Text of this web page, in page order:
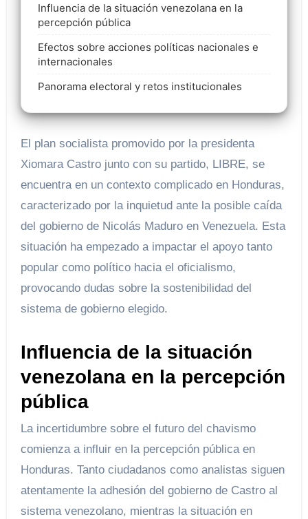
Influencia de la situación venezolana en la
percepción pública
Efectos sobre acciones políticas nacionales e
internacionales
Panorama electoral y retos institucionales
El plan socialista promovido por la presidenta
Xiomara Castro junto con su partido, LIBRE, se
encuentra en un contexto complicado en Honduras,
caracterizado por la inquietud ante la posible caída
del gobierno de Nicolás Maduro en Venezuela. Esta
situación ha empezado a impactar el apoyo tanto
popular como político hacia el oficialismo,
provocando dudas sobre la sostenibilidad del
sistema de gobierno elegido.
Influencia de la situación
venezolana en la percepción
pública
La incertidumbre sobre el futuro del chavismo
comienza a influir en la percepción pública en
Honduras. Tanto ciudadanos como analistas siguen
atentamente la adhesión del gobierno de Castro al
sistema venezolano, mientras la situación en